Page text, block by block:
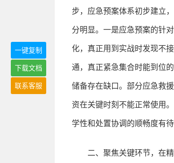
步，应急预案体系初步建立
分明显。一是应急预案的针
化，真正用到实战时发现不
通，真正紧急集合时能到位
储备存在缺口。部分应急救
资在关键时刻不能正常使用
学性和处置协调的顺畅度有
二、聚焦关键环节，在
一键复制
下载文档
联系客服